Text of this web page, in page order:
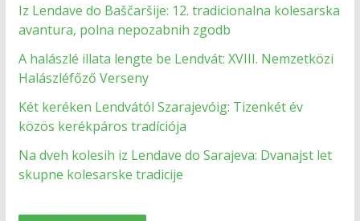
Iz Lendave do Baščaršije: 12. tradicionalna kolesarska
avantura, polna nepozabnih zgodb
A halászlé illata lengte be Lendvát: XVIII. Nemzetközi
Halászléfőző Verseny
Két keréken Lendvától Szarajevóig: Tizenkét év
közös kerékpáros tradíciója
Na dveh kolesih iz Lendave do Sarajeva: Dvanajst let
skupne kolesarske tradicije